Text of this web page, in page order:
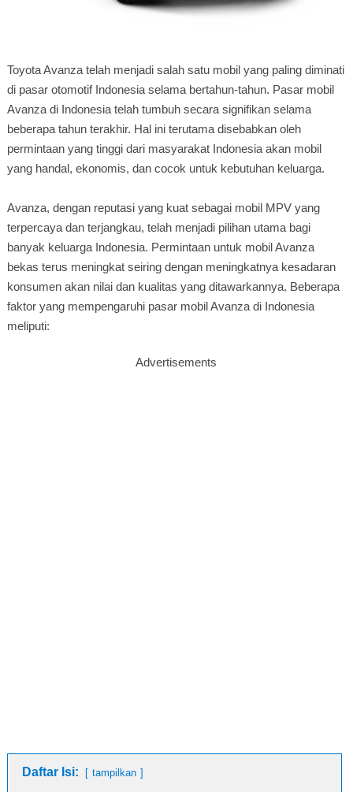
Toyota Avanza telah menjadi salah satu mobil yang paling diminati
di pasar otomotif Indonesia selama bertahun-tahun. Pasar mobil
Avanza di Indonesia telah tumbuh secara signifikan selama
beberapa tahun terakhir. Hal ini terutama disebabkan oleh
permintaan yang tinggi dari masyarakat Indonesia akan mobil
yang handal, ekonomis, dan cocok untuk kebutuhan keluarga.
Avanza, dengan reputasi yang kuat sebagai mobil MPV yang
terpercaya dan terjangkau, telah menjadi pilihan utama bagi
banyak keluarga Indonesia. Permintaan untuk mobil Avanza
bekas terus meningkat seiring dengan meningkatnya kesadaran
konsumen akan nilai dan kualitas yang ditawarkannya. Beberapa
faktor yang mempengaruhi pasar mobil Avanza di Indonesia
meliputi:
Advertisements
Daftar Isi: tampilkan